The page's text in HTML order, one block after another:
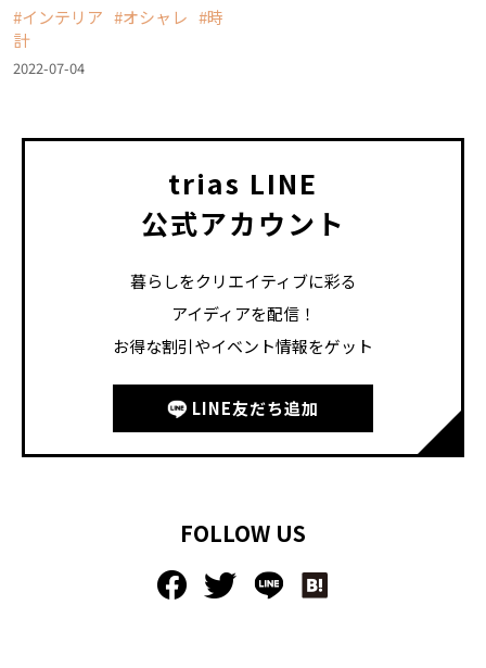
インテリア
オシャレ
時
計
2022-07-04
trias LINE
公式アカウント
暮らしをクリエイティブに彩る
アイディアを配信！
お得な割引やイベント情報をゲット
LINE友だち追加
FOLLOW US